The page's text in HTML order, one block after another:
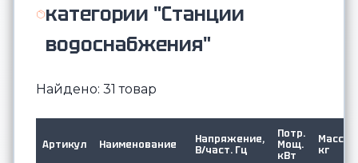
категории "Станции
водоснабжения"
Найдено: 31 товар
Артикул Наименование
Напряжение,
В/част. Гц
Потр.
Мощ.
кВт
Масса,
кг